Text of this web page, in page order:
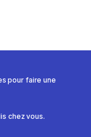
pour faire une
chez vous.